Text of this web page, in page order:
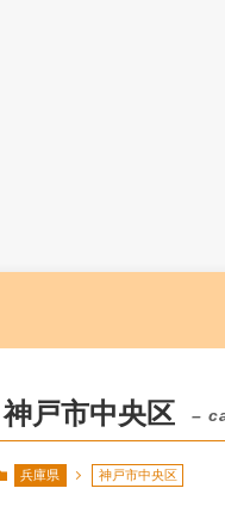
神戸市中央区 –
兵庫県 神戸市中央区